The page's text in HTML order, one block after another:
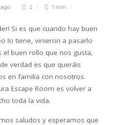
2
1 min
Si es que cuando hay buen
lo tiene, vinieron a pasarlo
el buen rollo que nos gusta,
verdad es que queráis
en familia con nosotros.
Escape Room es volver a
toda la vida.
saludos y esperamos que